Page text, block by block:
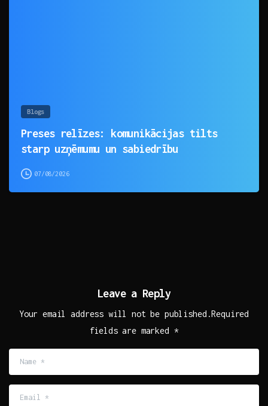
Blogs
Preses relīzes: komunikācijas tilts
starp uzņēmumu un sabiedrību
07/08/2026
Leave a Reply
Your email address will not be published.Required
fields are marked *
*